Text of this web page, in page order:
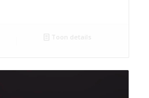
Toon details